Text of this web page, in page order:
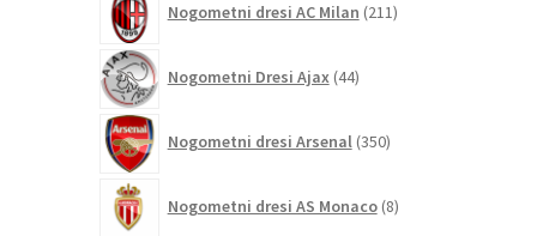
Nogometni dresi AC Milan 211izdelkov
Nogometni Dresi Ajax 44izdelkov
Nogometni dresi Arsenal 350izdelkov
Nogometni dresi AS Monaco 8izdelkov